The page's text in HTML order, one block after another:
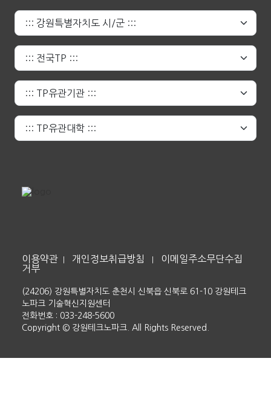
이용약관 개인정보취급방침
이메일주소무단수집
거부
(24206) 강원특별자치도 춘천시 신북읍 신북로 61-10 강원테크
노파크 기술혁신지원센터
전화번호 : 033-248-5600
Copyright © 강원테크노파크. All Rights Reserved.